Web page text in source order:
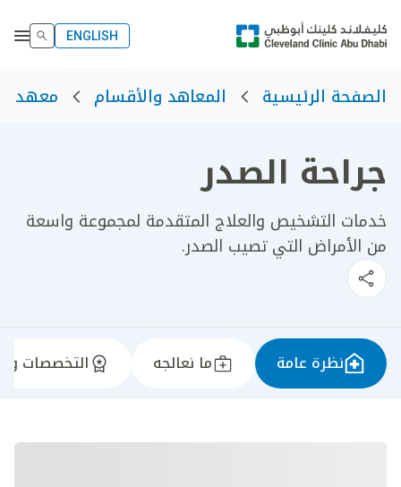
ENGLISH
الصفحة الرئيسية المعاهد والأقسام معهد
جراحة الصدر
خدمات التشخيص والعلاج المتقدمة لمجموعة واسعة
من الأمراض التي تصيب الصدر.
نظرة عامة ما نعالجه التخصصات